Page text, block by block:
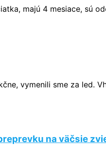
majú 4 mesiace, sú
vymenili sme za led.
na väčsie